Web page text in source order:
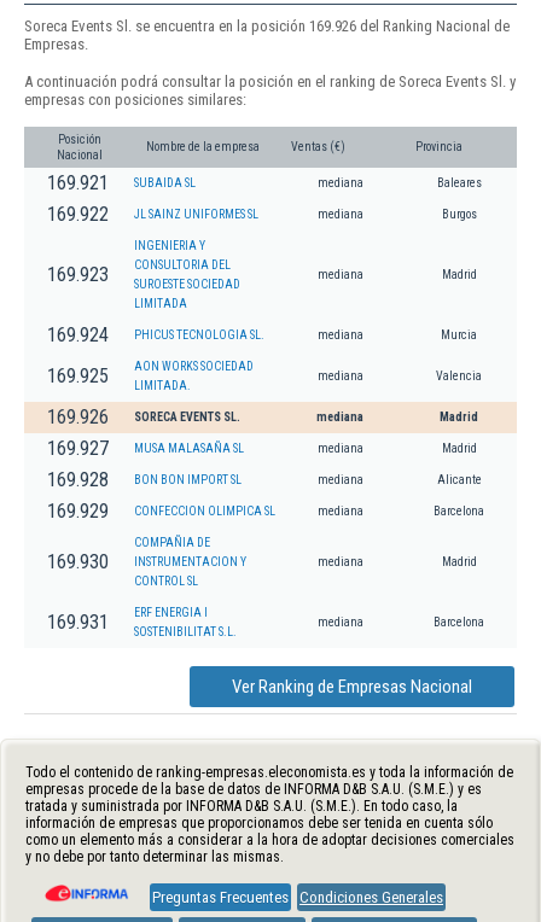
Soreca Events Sl. se encuentra en la posición 169.926 del Ranking Nacional de
Empresas.
A continuación podrá consultar la posición en el ranking de Soreca Events Sl. y
empresas con posiciones similares:
Posición
Nacional
Nombre de la empresa Ventas (€) Provincia
169.921 SUBAIDA SL mediana Baleares
169.922 JL SAINZ UNIFORMES SL mediana Burgos
169.923
INGENIERIA Y
CONSULTORIA DEL
SUROESTE SOCIEDAD
LIMITADA
mediana Madrid
169.924 PHICUS TECNOLOGIA SL. mediana Murcia
169.925
AON WORKS SOCIEDAD
LIMITADA.
mediana Valencia
169.926 SORECA EVENTS SL. mediana Madrid
169.927 MUSA MALASAÑA SL mediana Madrid
169.928 BON BON IMPORT SL mediana Alicante
169.929 CONFECCION OLIMPICA SL mediana Barcelona
169.930
COMPAÑIA DE
INSTRUMENTACION Y
CONTROL SL
mediana Madrid
169.931
ERF ENERGIA I
SOSTENIBILITAT S.L.
mediana Barcelona
Ver Ranking de Empresas Nacional
Todo el contenido de ranking-empresas.eleconomista.es y toda la información de
empresas procede de la base de datos de INFORMA D&B S.A.U. (S.M.E.) y es
tratada y suministrada por INFORMA D&B S.A.U. (S.M.E.). En todo caso, la
información de empresas que proporcionamos debe ser tenida en cuenta sólo
como un elemento más a considerar a la hora de adoptar decisiones comerciales
y no debe por tanto determinar las mismas.
Preguntas Frecuentes Condiciones Generales